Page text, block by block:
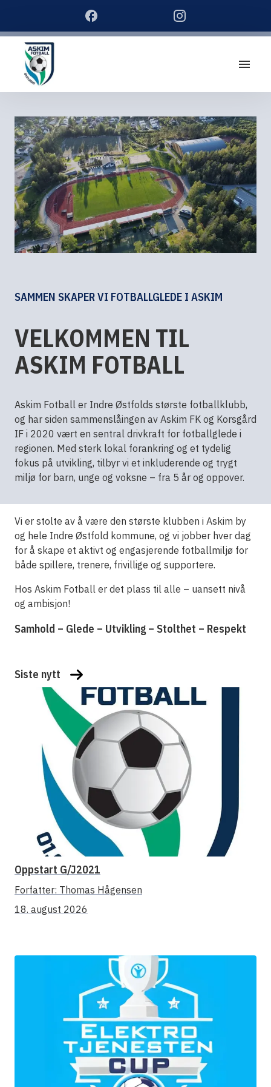
SAMMEN SKAPER VI FOTBALLGLEDE I ASKIM
VELKOMMEN TIL
ASKIM FOTBALL
Askim Fotball er Indre Østfolds største fotballklubb,
og har siden sammenslåingen av Askim FK og Korsgård
IF i 2020 vært en sentral drivkraft for fotballglede i
regionen. Med sterk lokal forankring og et tydelig
fokus på utvikling, tilbyr vi et inkluderende og trygt
miljø for barn, unge og voksne – fra 5 år og oppover.
Vi er stolte av å være den største klubben i Askim by
og hele Indre Østfold kommune, og vi jobber hver dag
for å skape et aktivt og engasjerende fotballmiljø for
både spillere, trenere, frivillige og supportere.
Hos Askim Fotball er det plass til alle – uansett nivå
og ambisjon!
Samhold – Glede – Utvikling – Stolthet – Respekt
Siste nytt
Oppstart G/J2021
Forfatter: Thomas Hågensen
18. august 2026